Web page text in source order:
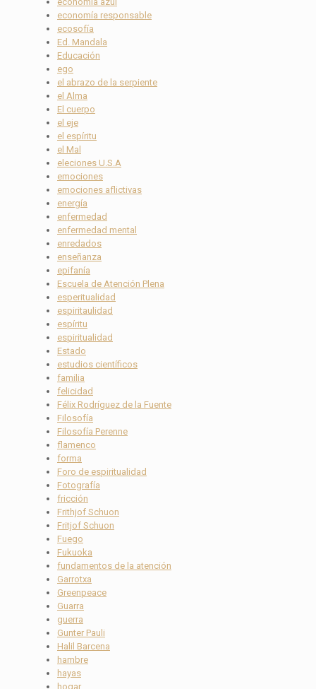
economía responsable
ecosofía
Ed. Mandala
Educación
ego
el abrazo de la serpiente
el Alma
El cuerpo
el eje
el espíritu
el Mal
eleciones U.S.A
emociones
emociones aflictivas
energía
enfermedad
enfermedad mental
enredados
enseñanza
epifanía
Escuela de Atención Plena
esperitualidad
espiritaulidad
espíritu
espiritualidad
Estado
estudios científicos
familia
felicidad
Félix Rodríguez de la Fuente
Filosofía
Filosofía Perenne
flamenco
forma
Foro de espiritualidad
Fotografía
fricción
Frithjof Schuon
Fritjof Schuon
Fuego
Fukuoka
fundamentos de la atención
Garrotxa
Greenpeace
Guarra
guerra
Gunter Pauli
Halil Barcena
hambre
hayas
hogar